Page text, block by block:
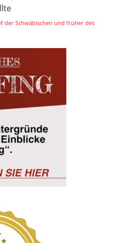
der Schwäbischen und früher des